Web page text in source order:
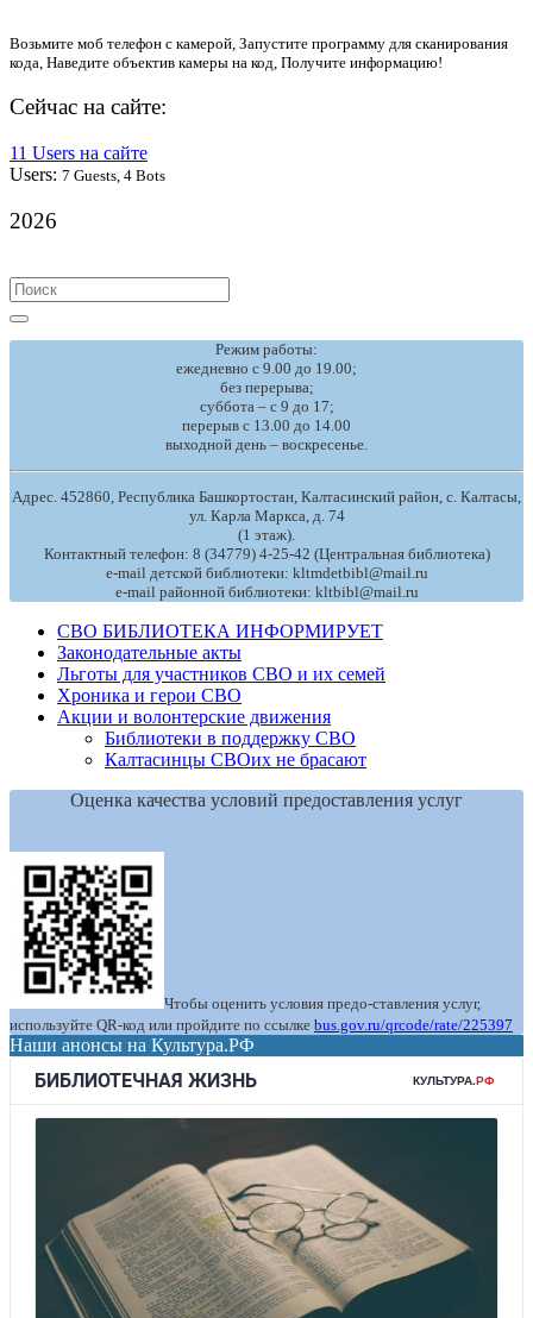
Возьмите моб телефон с камерой, Запустите программу для сканирования
кода, Наведите объектив камеры на код, Получите информацию!
Сейчас на сайте:
11 Users на сайте
Users: 7 Guests, 4 Bots
2026
Search
for:
Режим работы:
ежедневно с 9.00 до 19.00;
без перерыва;
суббота – с 9 до 17;
перерыв с 13.00 до 14.00
выходной день – воскресенье.
Адрес. 452860, Республика Башкортостан, Калтасинский район, с. Калтасы,
ул. Карла Маркса, д. 74
(1 этаж).
Контактный телефон: 8 (34779) 4-25-42 (Центральная библиотека)
e-mail детской библиотеки: kltmdetbibl@mail.ru
e-mail районной библиотеки: kltbibl@mail.ru
СВО БИБЛИОТЕКА ИНФОРМИРУЕТ
Законодательные акты
Льготы для участников СВО и их семей
Хроника и герои СВО
Акции и волонтерские движения
Библиотеки в поддержку СВО
Калтасинцы СВОих не брасают
Оценка качества условий предоставления услуг
Чтобы оценить условия предо-ставления услуг,
используйте QR-код или пройдите по ссылке bus.gov.ru/qrcode/rate/225397
Наши анонсы на Культура.РФ